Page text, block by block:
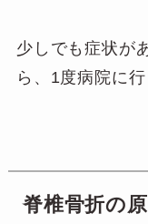
少しでも症状が
ら、1度病院に
脊椎骨折の